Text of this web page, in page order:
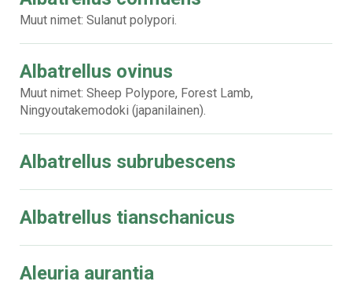
Muut nimet: Sulanut polypori.
Albatrellus ovinus
Muut nimet: Sheep Polypore, Forest Lamb,
Ningyoutakemodoki (japanilainen).
Albatrellus subrubescens
Albatrellus tianschanicus
Aleuria aurantia